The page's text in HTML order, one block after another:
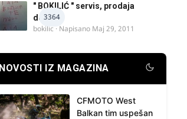
3364
" BOKILIĆ " servis, prodaja
delova
bokilic · Napisano Maj 29, 2011
NOVOSTI IZ MAGAZINA
CFMOTO West
Balkan tim uspešan